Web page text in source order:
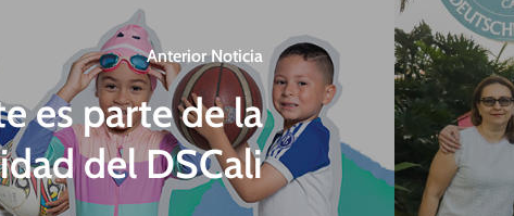
Anterior Noticia
es parte de la
del DSCali